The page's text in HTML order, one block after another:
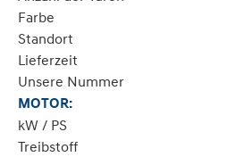
Farbe
Standort
Lieferzeit
Unsere Nummer
MOTOR:
kW / PS
Treibstoff